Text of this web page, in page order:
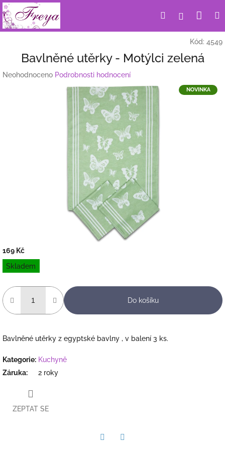
Přejít
na
obsah
HledatPřihlášení
Kód: 4549
Bavlněné utěrky - Motýlci zelená
Průměrné
Neohodnoceno Podrobnosti hodnocení
NOVINKA
169 Kč
Měrná
cena:
Skladem
Do košíku
Bavlněné utěrky z egyptské bavlny , v balení 3 ks.
Kategorie: Kuchyně
Záruka: 2 roky
ZEPTAT SE